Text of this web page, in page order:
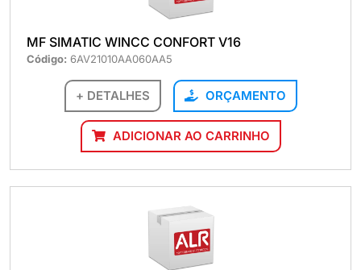
MF SIMATIC WINCC CONFORT V16
Código: 6AV21010AA060AA5
+ DETALHES ORÇAMENTO
ADICIONAR AO CARRINHO